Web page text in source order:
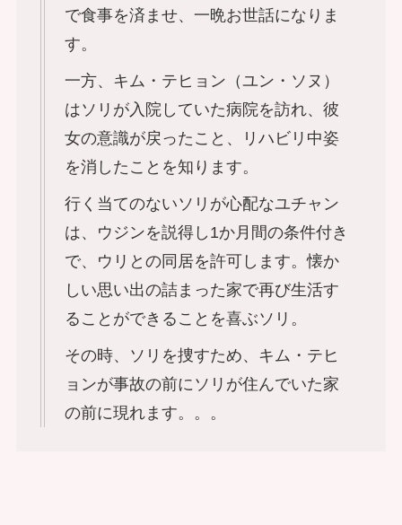
で食事を済ませ、一晩お世話になりま
す。
一方、キム・テヒョン（ユン・ソヌ）
はソリが入院していた病院を訪れ、彼
女の意識が戻ったこと、リハビリ中姿
を消したことを知ります。
行く当てのないソリが心配なユチャン
は、ウジンを説得し1か月間の条件付き
で、ウリとの同居を許可します。懐か
しい思い出の詰まった家で再び生活す
ることができることを喜ぶソリ。
その時、ソリを捜すため、キム・テヒ
ョンが事故の前にソリが住んでいた家
の前に現れます。。。